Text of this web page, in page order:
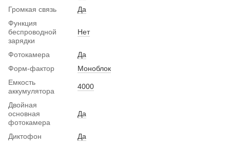
Громкая связь
Да
Функция
беспроводной
зарядки
Нет
Фотокамера
Да
Форм-фактор
Моноблок
Емкость
аккумулятора
4000
Двойная
основная
фотокамера
Да
Диктофон
Да